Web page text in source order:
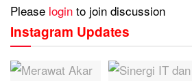
Please login to join discussion
Instagram Updates